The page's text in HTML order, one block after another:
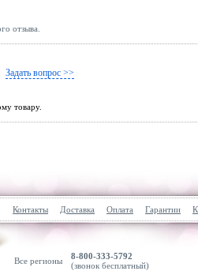
отзыва.
Задать вопрос >>
товару.
Контакты Доставка Оплата Гарантии
Все регионы
8-800-333-5792
(звонок бесплатный)